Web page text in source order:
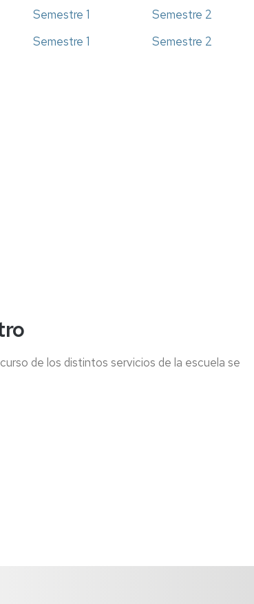
Semestre 1
Semestre 2
Semestre 1 Semestre 2
de los distintos servicios de la escuela se